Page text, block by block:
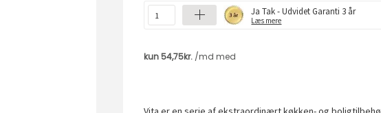
Ja Tak - Udvidet Garanti 3 år
Læs mere